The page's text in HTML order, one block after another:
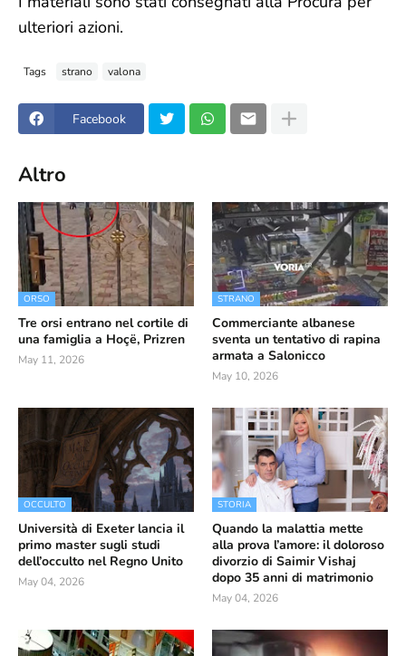
ulteriori azioni.
Tags strano valona
Facebook
Altro
ORSO
Tre orsi entrano nel cortile di
una famiglia a Hoçë, Prizren
May 11, 2026
STRANO
Commerciante albanese
sventa un tentativo di rapina
armata a Salonicco
May 10, 2026
OCCULTO
Università di Exeter lancia il
primo master sugli studi
dell’occulto nel Regno Unito
May 04, 2026
STORIA
Quando la malattia mette
alla prova l’amore: il doloroso
divorzio di Saimir Vishaj
dopo 35 anni di matrimonio
May 04, 2026